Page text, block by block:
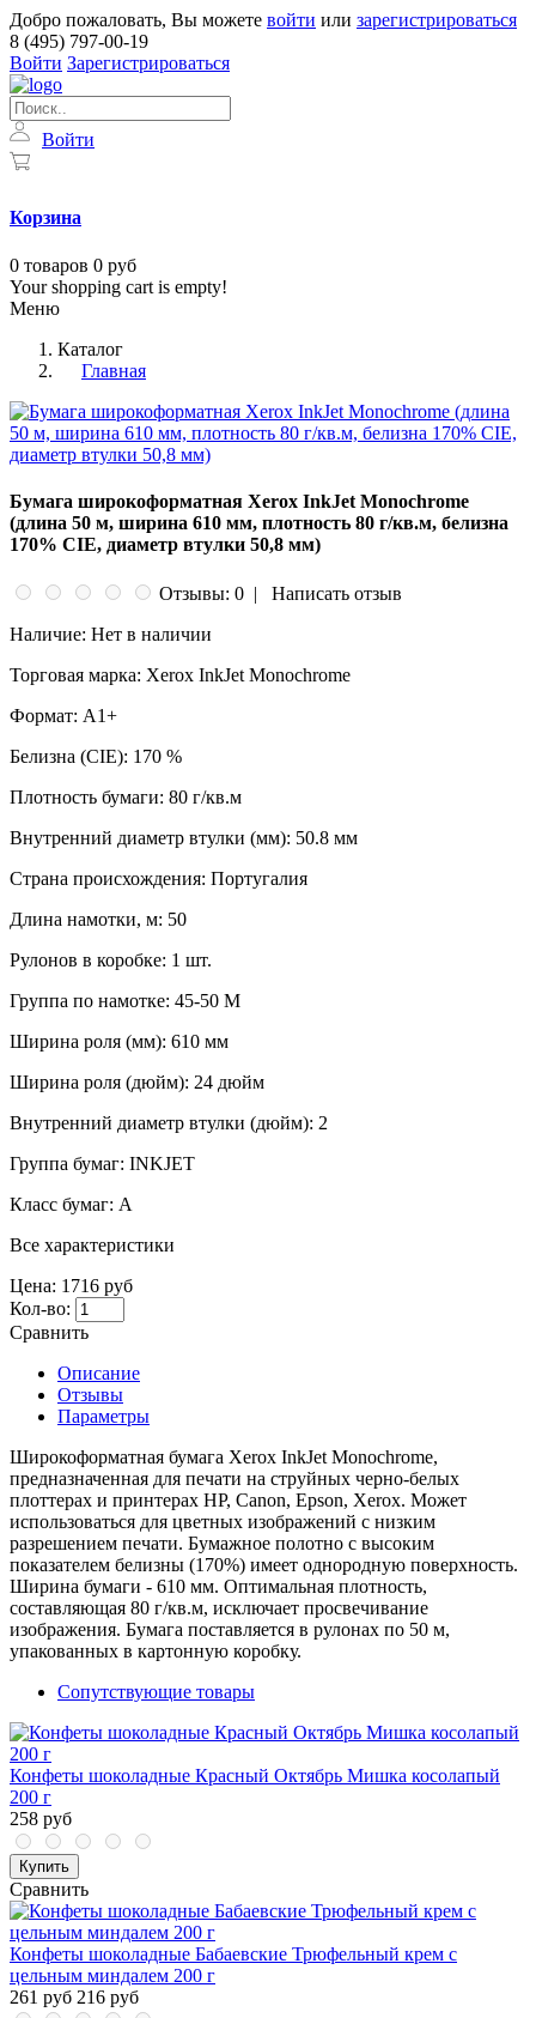
Добро пожаловать, Вы можете войти или зарегистрироваться
8 (495) 797-00-19
Войти Зарегистрироваться
Войти
Корзина
0 товаров 0 руб
Your shopping cart is empty!
Меню
Каталог
Главная
Бумага широкоформатная Xerox InkJet Monochrome
(длина 50 м, ширина 610 мм, плотность 80 г/кв.м, белизна
170% CIE, диаметр втулки 50,8 мм)
Отзывы: 0 |
Написать отзыв
Наличие: Нет в наличии
Торговая марка: Xerox InkJet Monochrome
Формат: A1+
Белизна (CIE): 170 %
Плотность бумаги: 80 г/кв.м
Внутренний диаметр втулки (мм): 50.8 мм
Страна происхождения: Португалия
Длина намотки, м: 50
Рулонов в коробке: 1 шт.
Группа по намотке: 45-50 М
Ширина роля (мм): 610 мм
Ширина роля (дюйм): 24 дюйм
Внутренний диаметр втулки (дюйм): 2
Группа бумаг: INKJET
Класс бумаг: А
Все характеристики
Цена: 1716 руб
Кол-во:
Сравнить
Описание
Отзывы
Параметры
Широкоформатная бумага Xerox InkJet Мonochrome,
предназначенная для печати на струйных черно-белых
плоттерах и принтерах НP, Сanon, Еpson, Xerox. Может
использоваться для цветных изображений c низким
разрешением печати. Бумажное полотно с высоким
показателем белизны (170%) имеет однородную поверхность.
Ширина бумаги - 610 мм. Оптимальная плотность,
составляющая 80 г/кв.м, исключает просвечивание
изображения. Бумага поставляется в рулонах по 50 м,
упакованных в картонную коробку.
Сопутствующие товары
Конфеты шоколадные Красный Октябрь Мишка косолапый
200 г
258 руб
Купить
Сравнить
Конфеты шоколадные Бабаевские Трюфельный крем с
цельным миндалем 200 г
261 руб 216 руб